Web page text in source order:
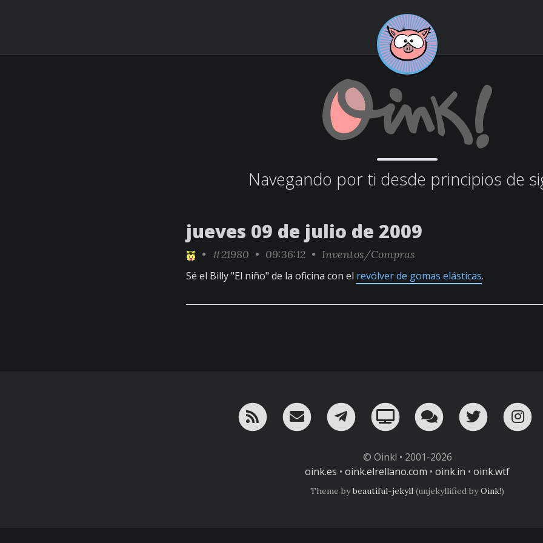
Navegando por ti desde principios de
jueves 09 de julio de 2009
• #21980 • 09:36:12 • Inventos/Compras
Sé el Billy "El niño" de la oficina con el revólver de gomas elásticas.
RSS ¡Mándame un email!
¡Nuestro canal en Telegram!
Oink! TV Charla conTwitter
© Oink! • 2001-2026
oink.es • oink.elrellano.com • oink.in • oink.wtf
Theme bybeautiful-jekyll (unjekyllified byOink!)